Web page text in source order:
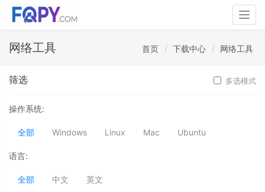
网络工具 首页 下载中心 网络工具
筛选 多选模式
操作系统:
全部 Windows Linux Mac Ubuntu
语言:
全部 中文 英文